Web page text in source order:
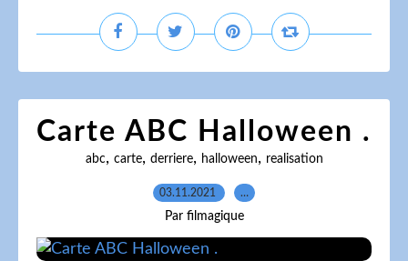
Carte ABC Halloween .
abc, carte, derriere, halloween, realisation
03.11.2021 …
Par filmagique